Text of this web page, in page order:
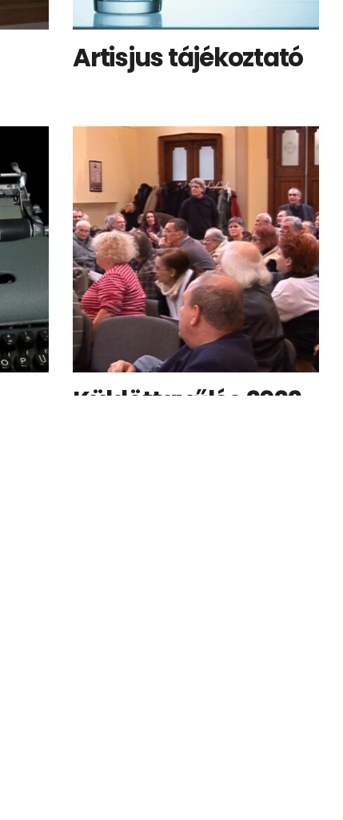
Artisjus tájékoztató
Küldöttgyűlés 2022.
-2026, FilmJUS Egyesület
design:SkyCourt Consulting